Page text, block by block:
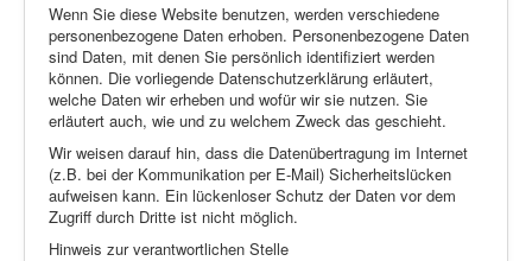
Wenn Sie diese Website benutzen, werden verschiedene
personenbezogene Daten erhoben. Personenbezogene Daten
sind Daten, mit denen Sie persönlich identifiziert werden
können. Die vorliegende Datenschutzerklärung erläutert,
welche Daten wir erheben und wofür wir sie nutzen. Sie
erläutert auch, wie und zu welchem Zweck das geschieht.
Wir weisen darauf hin, dass die Datenübertragung im Internet
(z.B. bei der Kommunikation per E-Mail) Sicherheitslücken
aufweisen kann. Ein lückenloser Schutz der Daten vor dem
Zugriff durch Dritte ist nicht möglich.
Hinweis zur verantwortlichen Stelle